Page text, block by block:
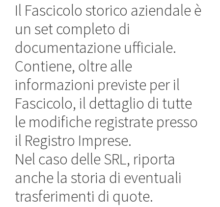
Il Fascicolo storico aziendale è
un set completo di
documentazione ufficiale.
Contiene, oltre alle
informazioni previste per il
Fascicolo, il dettaglio di tutte
le modifiche registrate presso
il Registro Imprese.
Nel caso delle SRL, riporta
anche la storia di eventuali
trasferimenti di quote.